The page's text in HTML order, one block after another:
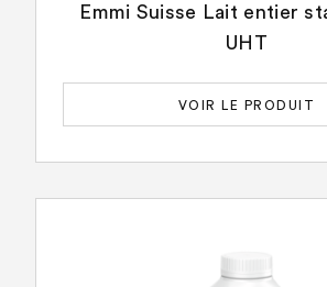
Emmi Suisse Lait entier
UHT
VOIR LE PRODUIT